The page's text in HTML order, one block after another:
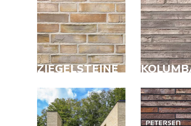
ZIEGELSTEINE